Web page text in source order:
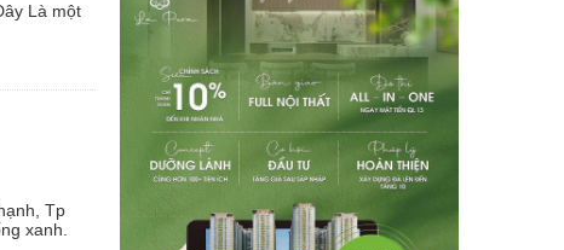
Là một
Tp
xanh.